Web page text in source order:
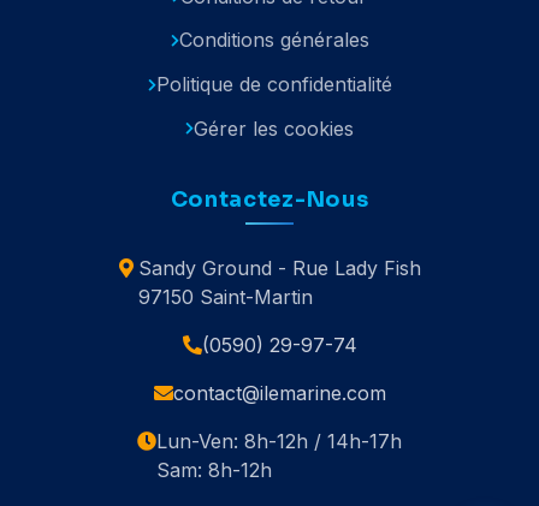
Conditions générales
Politique de confidentialité
Gérer les cookies
Contactez-Nous
Sandy Ground - Rue Lady Fish
97150 Saint-Martin
(0590) 29-97-74
contact@ilemarine.com
Lun-Ven: 8h-12h / 14h-17h
Sam: 8h-12h